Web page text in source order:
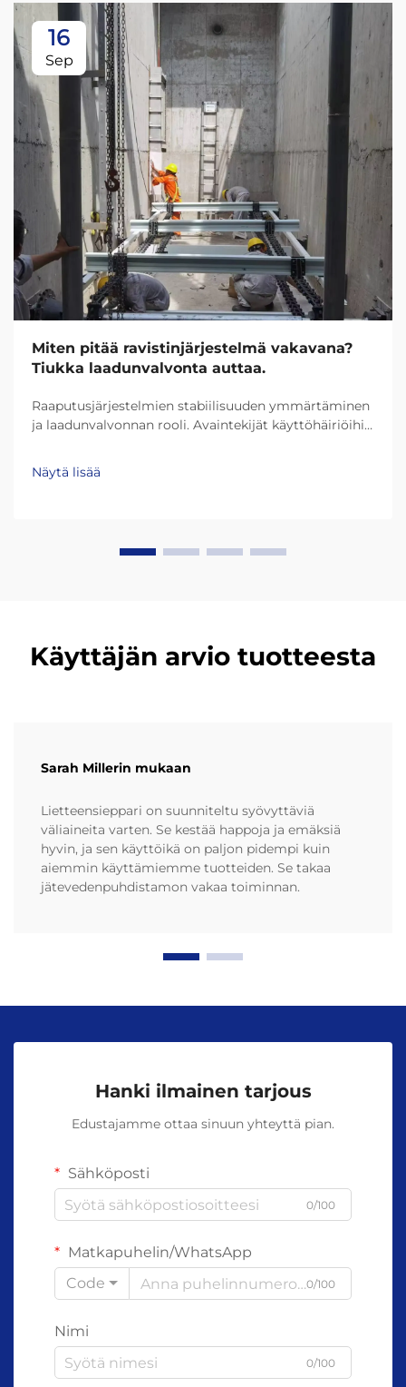
16
Sep
Miten pitää ravistinjärjestelmä vakavana?
Tiukka laadunvalvonta auttaa.
Raaputusjärjestelmien stabiilisuuden ymmärtäminen
ja laadunvalvonnan rooli. Avaintekijät käyttöhäiriöihin
raaputusjärjestelmät kohtaavat ongelmia, kuten
epätasainen materiaalin kertyminen pinnalle, ketjut
Näytä lisää
Käyttäjän arvio tuotteesta
Sarah Millerin mukaan
Lietteensieppari on suunniteltu syövyttäviä
väliaineita varten. Se kestää happoja ja emäksiä
hyvin, ja sen käyttöikä on paljon pidempi kuin
aiemmin käyttämiemme tuotteiden. Se takaa
jätevedenpuhdistamon vakaa toiminnan.
Hanki ilmainen tarjous
Edustajamme ottaa sinuun yhteyttä pian.
Sähköposti
0/100
Matkapuhelin/WhatsApp
Code
0/100
Nimi
0/100